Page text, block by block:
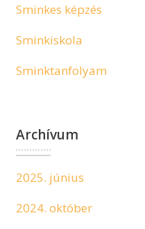
Sminkes képzés
Sminkiskola
Sminktanfolyam
Archívum
2025. június
2024. október